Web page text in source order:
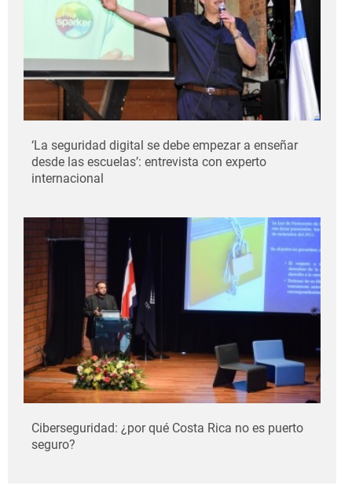
‘La seguridad digital se debe empezar a enseñar
desde las escuelas’: entrevista con experto
internacional
Ciberseguridad: ¿por qué Costa Rica no es puerto
seguro?